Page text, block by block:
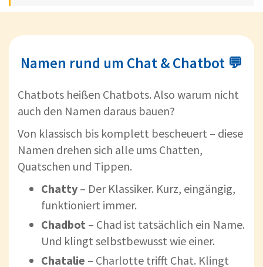
Namen rund um Chat & Chatbot 💬
Chatbots heißen Chatbots. Also warum nicht
auch den Namen daraus bauen?
Von klassisch bis komplett bescheuert – diese
Namen drehen sich alle ums Chatten,
Quatschen und Tippen.
Chatty – Der Klassiker. Kurz, eingängig,
funktioniert immer.
Chadbot – Chad ist tatsächlich ein Name.
Und klingt selbstbewusst wie einer.
Chatalie – Charlotte trifft Chat. Klingt